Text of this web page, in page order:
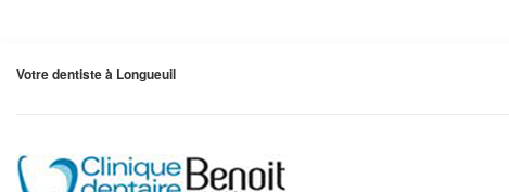
Votre dentiste à Longueuil